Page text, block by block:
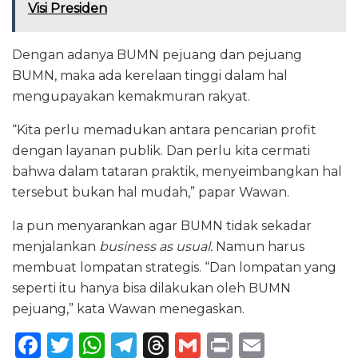
Visi Presiden
Dengan adanya BUMN pejuang dan pejuang
BUMN, maka ada kerelaan tinggi dalam hal
mengupayakan kemakmuran rakyat.
“Kita perlu memadukan antara pencarian profit
dengan layanan publik. Dan perlu kita cermati
bahwa dalam tataran praktik, menyeimbangkan hal
tersebut bukan hal mudah,” papar Wawan.
Ia pun menyarankan agar BUMN tidak sekadar
menjalankan business as usual. Namun harus
membuat lompatan strategis. “Dan lompatan yang
seperti itu hanya bisa dilakukan oleh BUMN
pejuang,” kata Wawan menegaskan.
F
T
W T
T
G P